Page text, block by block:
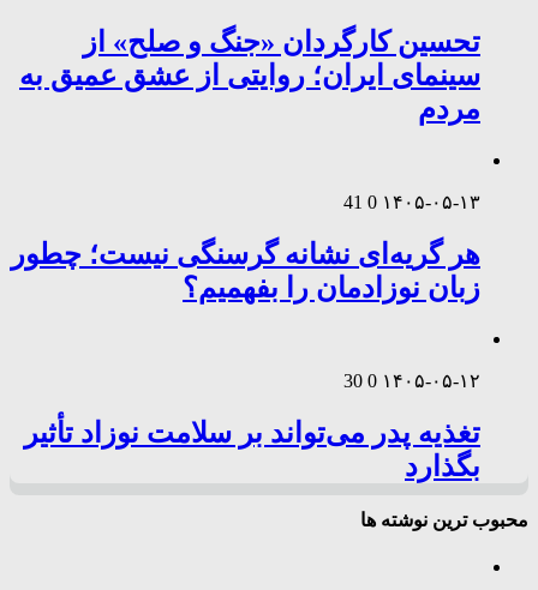
تحسین کارگردان «جنگ و صلح» از
سینمای ایران؛ روایتی از عشق عمیق به
مردم
۱۴۰۵-۰۵-۱۳ 0
41
هر گریه‌ای نشانه گرسنگی نیست؛ چطور
زبان نوزادمان را بفهمیم؟
۱۴۰۵-۰۵-۱۲ 0
30
تغذیه پدر می‌تواند بر سلامت نوزاد تأثیر
بگذارد
محبوب ترین نوشته ها